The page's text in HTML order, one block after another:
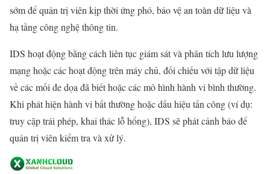
sớm để quản trị viên kịp thời ứng phó, bảo vệ an toàn dữ liệu và
hạ tầng công nghệ thông tin.
IDS hoạt động bằng cách liên tục giám sát và phân tích lưu lượng
mạng hoặc các hoạt động trên máy chủ, đối chiếu với tập dữ liệu
về các mối đe dọa đã biết hoặc các mô hình hành vi bình thường.
Khi phát hiện hành vi bất thường hoặc dấu hiệu tấn công (ví dụ:
truy cập trái phép, khai thác lỗ hổng), IDS sẽ phát cảnh báo để
quản trị viên kiểm tra và xử lý.